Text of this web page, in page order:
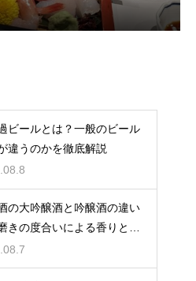
ビールとは？一般のビール
違うのかを徹底解説
の大吟醸酒と吟醸酒の違い
きの度合いによる香りと味
解説